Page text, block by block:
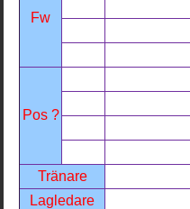
Fw
Pos ?
Tränare
Lagledare